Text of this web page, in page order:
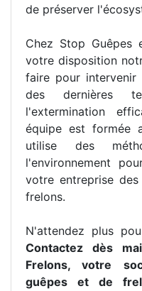
de préserver
Chez Stop Guêpes
votre disposition
faire pour intervenir
des dernières
l'extermination
équipe est formée
utilise des
l'environnement
votre entreprise
frelons.
N'attendez plus
Contactez dès
Frelons, votre
guêpes et de